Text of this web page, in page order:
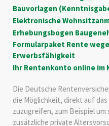
Bauvorlagen
Elektronische
Erhebungsbogen
Formularpaket Rente
Erwerbsfähigkeit
Ihr Rentenkonto online im
Die Deutsche
die Möglichkeit, direkt auf
zuzugreifen, zum Beispiel
zusätzliche private